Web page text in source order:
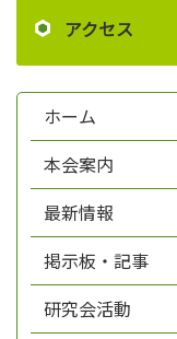
アクセス
ホーム
本会案内
最新情報
掲示板・記事
研究会活動